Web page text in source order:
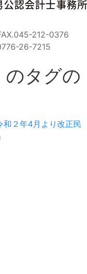
212-0376
26-7215
のタグの
２年4月より改正民